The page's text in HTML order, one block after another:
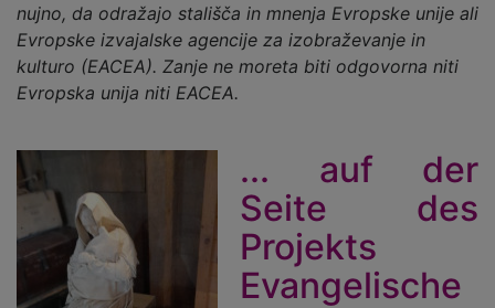
nujno, da odražajo stališča in mnenja Evropske unije ali
Evropske izvajalske agencije za izobraževanje in
kulturo (EACEA). Zanje ne moreta biti odgovorna niti
Evropska unija niti EACEA.
... auf der
Seite des
Projekts
Evangelische